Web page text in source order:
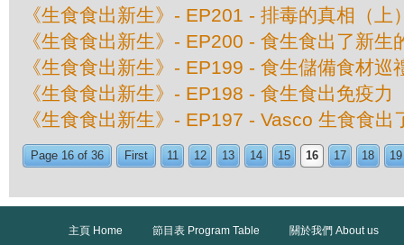
《生食食出新生》- EP201 - 排毒的真相（上
《生食食出新生》- EP200 - 食生食出了新生
《生食食出新生》- EP199 - 食生儲備食材巡
《生食食出新生》- EP198 - 食生食出免疫力
《生食食出新生》- EP197 - Vasco 生食食出
Page 16 of 36 First 11 12 13 14 15 16 17 18 19
主頁 Home 節目表 Program Table 關於我們 About us